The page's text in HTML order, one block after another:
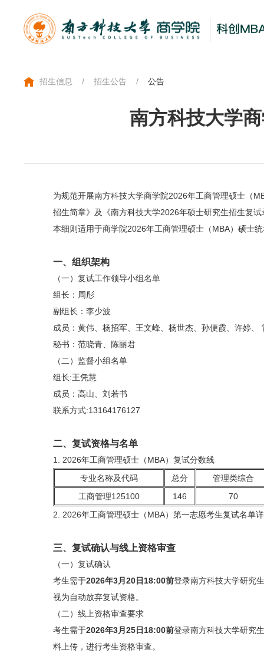
招生信息 / 招生公告 / 公告
南方科技大学
为规范开展南方科技大学商学院2026年工商管理硕士（
招生简章》及《南方科技大学2026年硕士研究生招生复
本细则适用于商学院2026年工商管理硕士（MBA）硕士
一、组织架构
（一）复试工作领导小组名单
组长：周彤
副组长：李少波
成员：黄伟、杨招军、王文峰、杨世杰、孙便霞、许婷、
秘书：范晓青、陈丽君
（二）监督小组名单
组长:王凭慧
成员：高山、刘若书
联系方式:13164176127
二、复试资格与名单
1. 2026年工商管理硕士（MBA）复试分数线
专业名称及代码
总分
管理类综合
工商管理125100
146
70
2. 2026年工商管理硕士（MBA）第一志愿考生复试名单
三、复试确认与线上资格审查
（一）复试确认
考生需于2026年3月20日18:00前登录南方科技大学研究
视为自动放弃复试资格。
（二）线上资格审查要求
考生需于2026年3月25日18:00前登录南方科技大学研究
料上传，进行考生资格审查。